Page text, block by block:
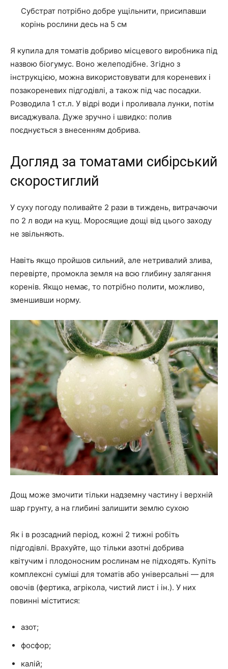
Субстрат потрібно добре ущільнити, присипавши
корінь рослини десь на 5 см
Я купила для томатів добриво місцевого виробника під
назвою біогумус. Воно желеподібне. Згідно з
інструкцією, можна використовувати для кореневих і
позакореневих підгодівлі, а також під час посадки.
Розводила 1 ст.л. У відрі води і проливала лунки, потім
висаджувала. Дуже зручно і швидко: полив
поєднується з внесенням добрива.
Догляд за томатами сибірський
скоростиглий
У суху погоду поливайте 2 рази в тиждень, витрачаючи
по 2 л води на кущ. Моросящие дощі від цього заходу
не звільняють.
Навіть якщо пройшов сильний, але нетривалий злива,
перевірте, промокла земля на всю глибину залягання
коренів. Якщо немає, то потрібно полити, можливо,
зменшивши норму.
Дощ може змочити тільки надземну частину і верхній
шар грунту, а на глибині залишити землю сухою
Як і в розсадний період, кожні 2 тижні робіть
підгодівлі. Врахуйте, що тільки азотні добрива
квітучим і плодоносним рослинам не підходять. Купіть
комплексні суміші для томатів або універсальні — для
овочів (фертика, агрікола, чистий лист і ін.). У них
повинні міститися:
азот;
фосфор;
калій;